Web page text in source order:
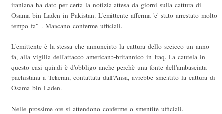
iraniana ha dato per certa la notizia attesa da giorni sulla cattura di
Osama bin Laden in Pakistan. L'emittente afferma 'e' stato arrestato molto
tempo fa" . Mancano conferme ufficiali.
L'emittente è la stessa che annunciato la cattura dello sceicco un anno
fa, alla vigilia dell'attacco americano-britannico in Iraq. La cautela in
questo casi quindi è d'obbligo anche perchè una fonte dell'ambasciata
pachistana a Teheran, contattata dall'Ansa, avrebbe smentito la cattura di
Osama bin Laden.
Nelle prossime ore si attendono conferme o smentite ufficiali.